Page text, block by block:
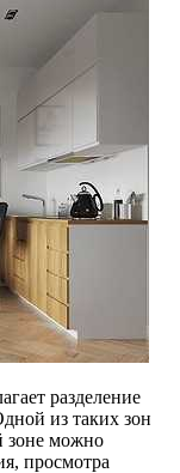
разделение
из таких зон
зоне можно
просмотра